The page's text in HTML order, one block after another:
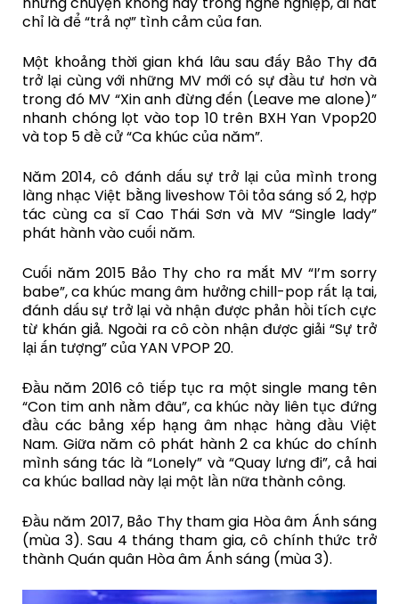
chỉ là để “trả nợ” tình cảm của fan.
Một khoảng thời gian khá lâu sau đấy Bảo Thy đã
trở lại cùng với những MV mới có sự đầu tư hơn và
trong đó MV “Xin anh đừng đến (Leave me alone)”
nhanh chóng lọt vào top 10 trên BXH Yan Vpop20
và top 5 đề cử “Ca khúc của năm”.
Năm 2014, cô đánh dấu sự trở lại của mình trong
làng nhạc Việt bằng liveshow Tôi tỏa sáng số 2, hợp
tác cùng ca sĩ Cao Thái Sơn và MV “Single lady”
phát hành vào cuối năm.
Cuối năm 2015 Bảo Thy cho ra mắt MV “I’m sorry
babe”, ca khúc mang âm hưởng chill-pop rất lạ tai,
đánh dấu sự trở lại và nhận được phản hồi tích cực
từ khán giả. Ngoài ra cô còn nhận được giải “Sự trở
lại ấn tượng” của YAN VPOP 20.
Đầu năm 2016 cô tiếp tục ra một single mang tên
“Con tim anh nằm đâu”, ca khúc này liên tục đứng
đầu các bảng xếp hạng âm nhạc hàng đầu Việt
Nam. Giữa năm cô phát hành 2 ca khúc do chính
mình sáng tác là “Lonely” và “Quay lưng đi”, cả hai
ca khúc ballad này lại một lần nữa thành công.
Đầu năm 2017, Bảo Thy tham gia Hòa âm Ánh sáng
(mùa 3). Sau 4 tháng tham gia, cô chính thức trở
thành Quán quân Hòa âm Ánh sáng (mùa 3).